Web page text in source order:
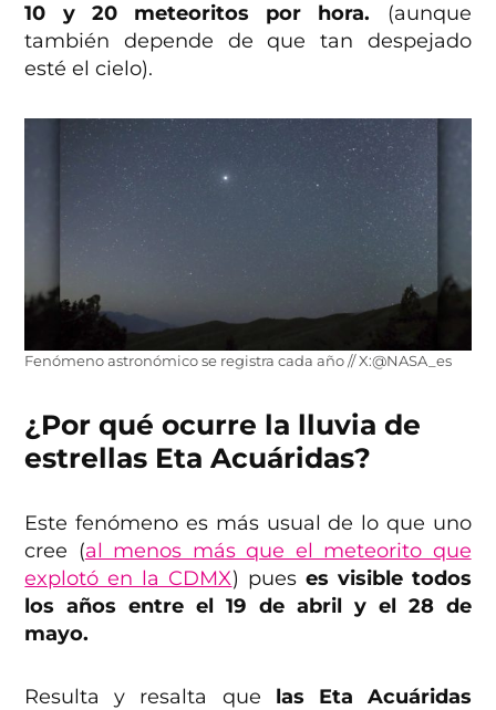
10 y 20 meteoritos por hora. (aunque
también depende de que tan despejado
esté el cielo).
Fenómeno astronómico se registra cada año // X:@NASA_es
¿Por qué ocurre la lluvia de
estrellas Eta Acuáridas?
Este fenómeno es más usual de lo que uno
cree (al menos más que el meteorito que
explotó en la CDMX) pues es visible todos
los años entre el 19 de abril y el 28 de
mayo.
Resulta y resalta que las Eta Acuáridas